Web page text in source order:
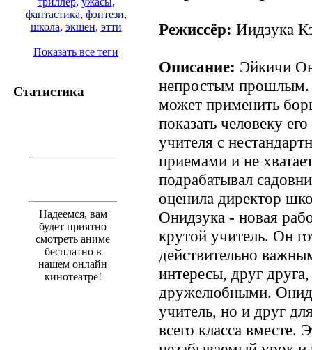
фантастика, фэнтези,
школа, экшен, этти
Показать все теги
Статистика
Надеемся, вам
будет приятно
смотреть аниме
бесплатно в
нашем онлайн
кинотеатре!
Режиссёр: Иидзука
Описание: Эйкичи
непростым прошлым.
может применить
показать человеку
учителя с
приемами и не
подрабатывал
оценила директор
Онидзука - новая
крутой учитель. Он
действительно
интересы, друг
дружелюбными.
учитель, но и друг
всего класса вместе.